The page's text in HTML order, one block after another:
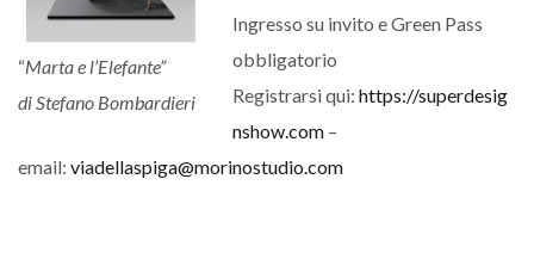
“Marta e l’Elefante”
di Stefano Bombardieri
Ingresso su invito e Green Pass
obbligatorio
Registrarsi qui: https://superdesig
nshow.com –
email: viadellaspiga@morinostudio.com